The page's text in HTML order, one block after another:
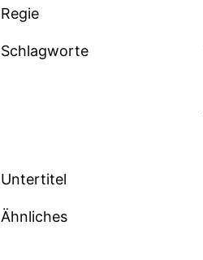
Regie
Schlagworte
Untertitel
Ähnliches